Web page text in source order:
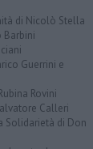
di Nicolò Stella
Barbini
Guerrini e
Rovini
Calleri
Solidarietà di Don